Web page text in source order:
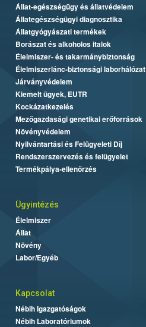
Állat-egészségügy és állatvédelem
Állategészségügyi diagnosztika
Állatgyógyászati termékek
Borászat és alkoholos italok
Élelmiszer- és takarmánybiztonság
Élelmiszerlánc-biztonsági laborhálózat
Járványvédelem
Kiemelt ügyek, EUTR
Kockázatkezelés
Mezőgazdasági genetikai erőforrások
Növényvédelem
Nyilvántartási és Felügyeleti Díj
Rendszerszervezés és felügyelet
Termékpálya-ellenőrzés
Ügyintézés
Élelmiszer
Állat
Növény
Labor/Egyéb
Kapcsolat
Nébih Igazgatóságok
Nébih Laboratóriumok